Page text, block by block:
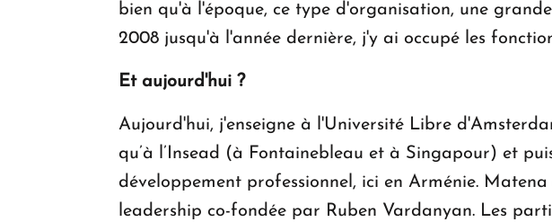
bien qu'à l'époque, ce type d'organisation, une
2008 jusqu'à l'année dernière, j'y ai occupé les
Et aujourd'hui ?
Aujourd'hui, j'enseigne à l'Université Libre
qu’à l’Insead (à Fontainebleau et à Singapour) et
développement professionnel, ici en Arménie.
leadership co-fondée par Ruben Vardanyan. Les